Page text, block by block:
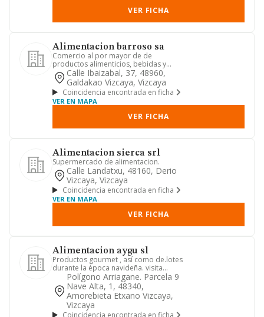
VER FICHA
Alimentacion barroso sa
Comercio al por mayor de de
productos alimenticios, bebidas y
tabaco, en formato de cocina industri...
Calle Ibaizabal, 37, 48960,
Galdakao Vizcaya, Vizcaya
Coincidencia encontrada en ficha
VER EN MAPA
VER FICHA
Alimentacion sierca srl
Supermercado de alimentacion.
Calle Landatxu, 48160, Derio
Vizcaya, Vizcaya
Coincidencia encontrada en ficha
VER EN MAPA
VER FICHA
Alimentacion aygu sl
Productos gourmet , así como de.lotes
durante la época navideña. visita
nuestra web donde podrás ve...
Polígono Arriagane. Parcela 9
Nave Alta, 1, 48340,
Amorebieta Etxano Vizcaya,
Vizcaya
Coincidencia encontrada en ficha